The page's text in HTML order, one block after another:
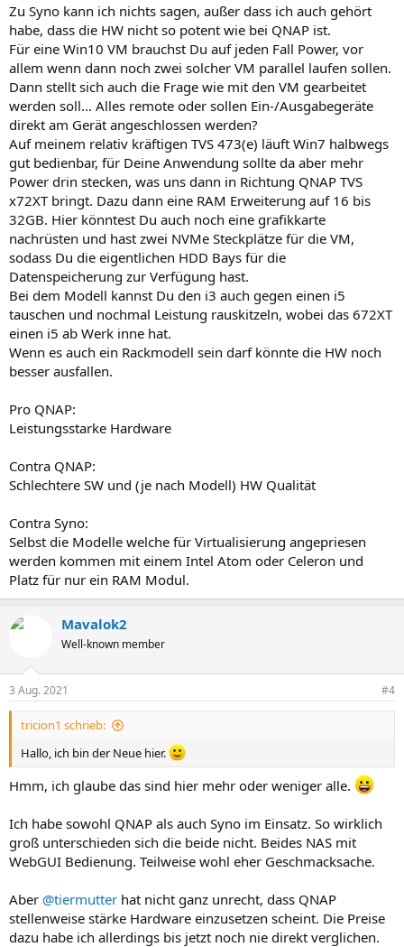
Zu Syno kann ich nichts sagen, außer dass ich auch gehört
habe, dass die HW nicht so potent wie bei QNAP ist.
Für eine Win10 VM brauchst Du auf jeden Fall Power, vor
allem wenn dann noch zwei solcher VM parallel laufen sollen.
Dann stellt sich auch die Frage wie mit den VM gearbeitet
werden soll... Alles remote oder sollen Ein-/Ausgabegeräte
direkt am Gerät angeschlossen werden?
Auf meinem relativ kräftigen TVS 473(e) läuft Win7 halbwegs
gut bedienbar, für Deine Anwendung sollte da aber mehr
Power drin stecken, was uns dann in Richtung QNAP TVS
x72XT bringt. Dazu dann eine RAM Erweiterung auf 16 bis
32GB. Hier könntest Du auch noch eine grafikkarte
nachrüsten und hast zwei NVMe Steckplätze für die VM,
sodass Du die eigentlichen HDD Bays für die
Datenspeicherung zur Verfügung hast.
Bei dem Modell kannst Du den i3 auch gegen einen i5
tauschen und nochmal Leistung rauskitzeln, wobei das 672XT
einen i5 ab Werk inne hat.
Wenn es auch ein Rackmodell sein darf könnte die HW noch
besser ausfallen.
Pro QNAP:
Leistungsstarke Hardware
Contra QNAP:
Schlechtere SW und (je nach Modell) HW Qualität
Contra Syno:
Selbst die Modelle welche für Virtualisierung angepriesen
werden kommen mit einem Intel Atom oder Celeron und
Platz für nur ein RAM Modul.
Mavalok2
Well-known member
3 Aug. 2021 #4
tricion1 schrieb:
Hallo, ich bin der Neue hier.
Hmm, ich glaube das sind hier mehr oder weniger alle.
Ich habe sowohl QNAP als auch Syno im Einsatz. So wirklich
groß unterschieden sich die beide nicht. Beides NAS mit
WebGUI Bedienung. Teilweise wohl eher Geschmacksache.
Aber @tiermutter hat nicht ganz unrecht, dass QNAP
stellenweise stärke Hardware einzusetzen scheint. Die Preise
dazu habe ich allerdings bis jetzt noch nie direkt verglichen.